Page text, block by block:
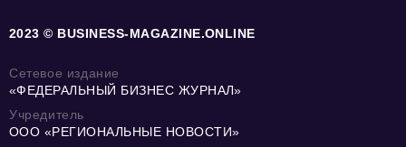
2023 © BUSINESS-MAGAZINE.ONLINE
Сетевое издание
«ФЕДЕРАЛЬНЫЙ БИЗНЕС ЖУРНАЛ»
Учредитель
ООО «РЕГИОНАЛЬНЫЕ НОВОСТИ»